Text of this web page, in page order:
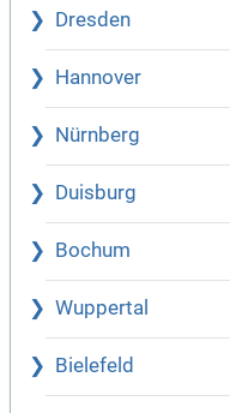
Dresden
Hannover
Nürnberg
Duisburg
Bochum
Wuppertal
Bielefeld